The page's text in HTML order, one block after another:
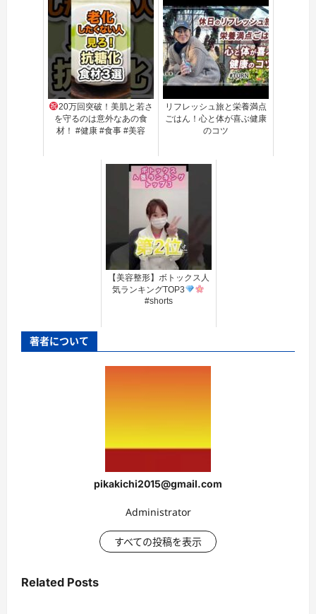
20万回突破！美肌と若さ
を守るのは意外なあの食
材！ #健康 #食事 #美容
リフレッシュ旅と栄養満点
ごはん！心と体が喜ぶ健康
のコツ
【美容整形】ボトックス人
気ランキングTOP3
#shorts
著者について
pikakichi2015@gmail.com
Administrator
すべての投稿を表示
Related Posts